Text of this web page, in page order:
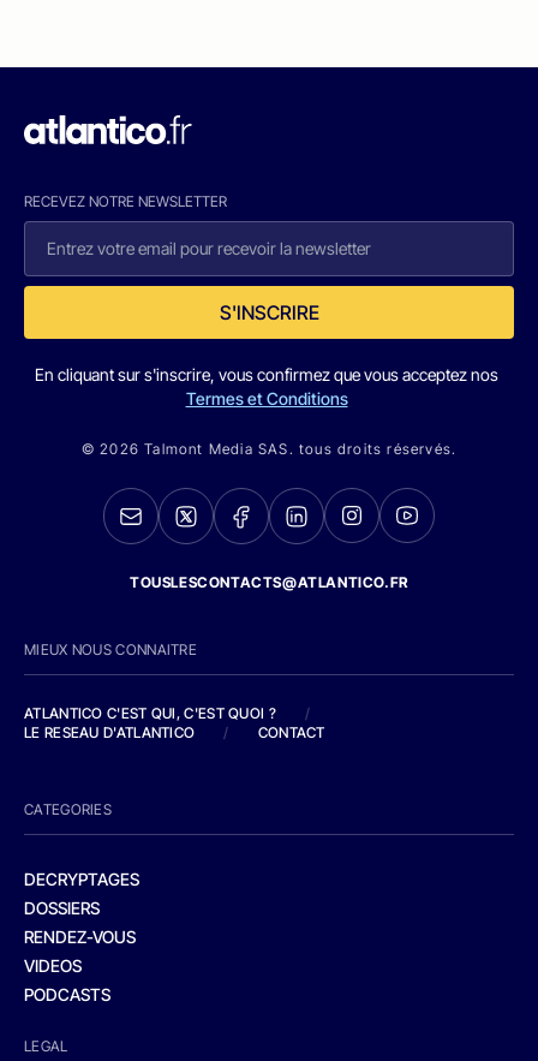
RECEVEZ NOTRE NEWSLETTER
S'INSCRIRE
En cliquant sur s'inscrire, vous confirmez que vous acceptez nos
Termes et Conditions
© 2026 Talmont Media SAS. tous droits réservés.
TOUSLESCONTACTS@ATLANTICO.FR
MIEUX NOUS CONNAITRE
ATLANTICO C'EST QUI, C'EST QUOI ?
/
LE RESEAU D'ATLANTICO
/ CONTACT
CATEGORIES
DECRYPTAGES
DOSSIERS
RENDEZ-VOUS
VIDEOS
PODCASTS
LEGAL